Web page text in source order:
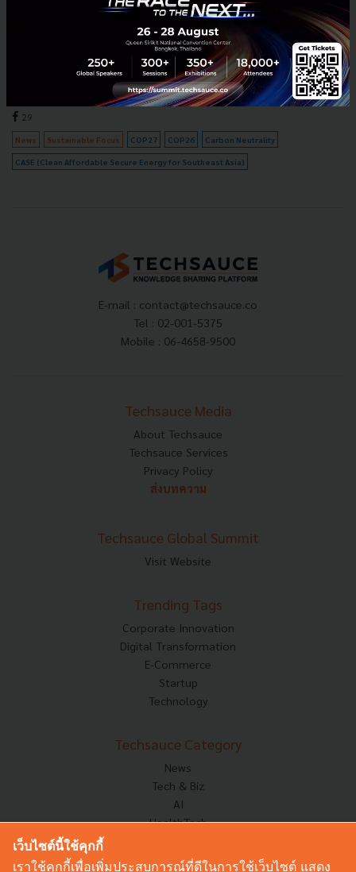
แค่ไหนเรื่อง ‘ลดการปล่อยคาร์บอน’
ทบทวนคำมั่นสัญญาของผู้นำไทย คืบหน้าแค่ไหนเรื่อง ‘ลดการปล่อย
คาร์บอน’ ก่อนการประชุมสหประชาชาติว่าด้วยการเปลี่ยนแปลงสภาพภูมิ
อากาศ หรือ COP (Conference of the Parties) ทุกปี ซึ่งปีนี้...
| ByTechsauce Team
29
News Sustainable Focus COP27 COP26 Carbon Neutrality
CASE (Clean Affordable Secure Energy for Southeast Asia)
E-mail : contact@techsauce.co
Tel : 02-001-5375
Mobile : 06-4658-9500
Techsauce Media
About Techsauce
Techsauce Services
Privacy Policy
ส่งบทความ
Techsauce Global Summit
Visit Website
Trending Tags
Corporate Innovation
Digital Transformation
E-Commerce
Startup
Technology
Techsauce Category
News
Tech & Biz
AI
HealthTech
Corp Innov
เว็บไซต์นี้ใช้คุกกี้
เราใช้คุกกี้เพื่อเพิ่มประสบการณ์ที่ดีในการใช้เว็บไซต์ แสดง